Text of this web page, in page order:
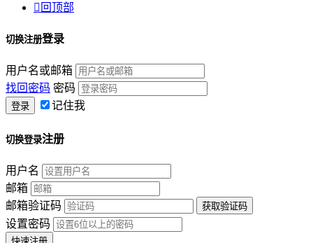
 回顶部
切换注册登录
用户名或邮箱
找回密码 密码
记住我
切换登录注册
用户名
邮箱
邮箱验证码
设置密码